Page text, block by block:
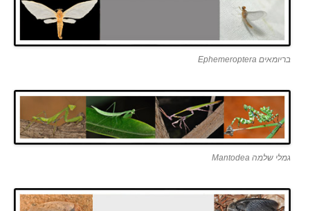
בריומאים Ephemeroptera
גמלי שלמה Mantodea